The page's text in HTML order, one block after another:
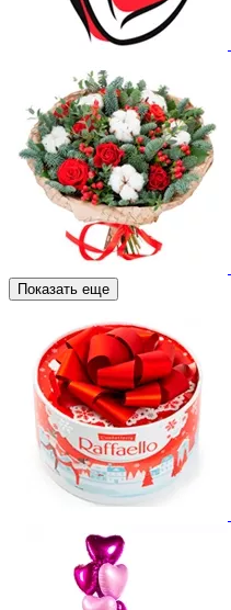
Показать еще